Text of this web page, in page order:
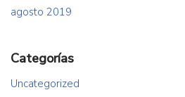
agosto 2019
Categorías
Uncategorized